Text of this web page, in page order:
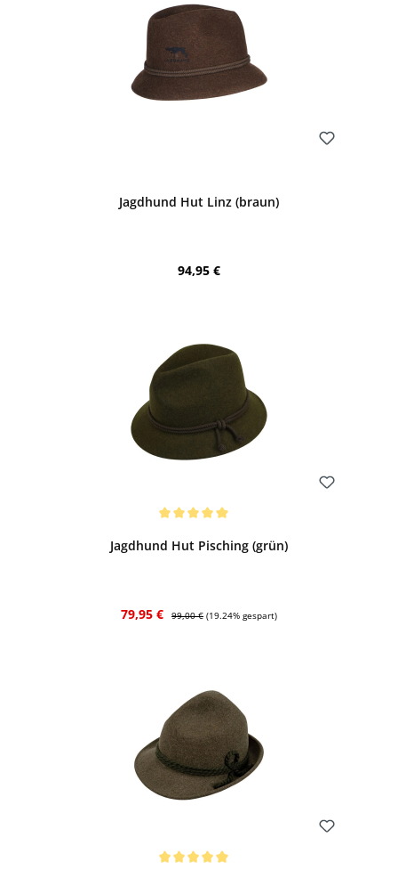
Jagdhund Hut Linz (braun)
Regulärer Preis:
94,95 €
Jagdhund Hut Pisching (grün)
Verkaufspreis:
79,95 € Regulärer Preis:
99,00 € (19.24% gespart)